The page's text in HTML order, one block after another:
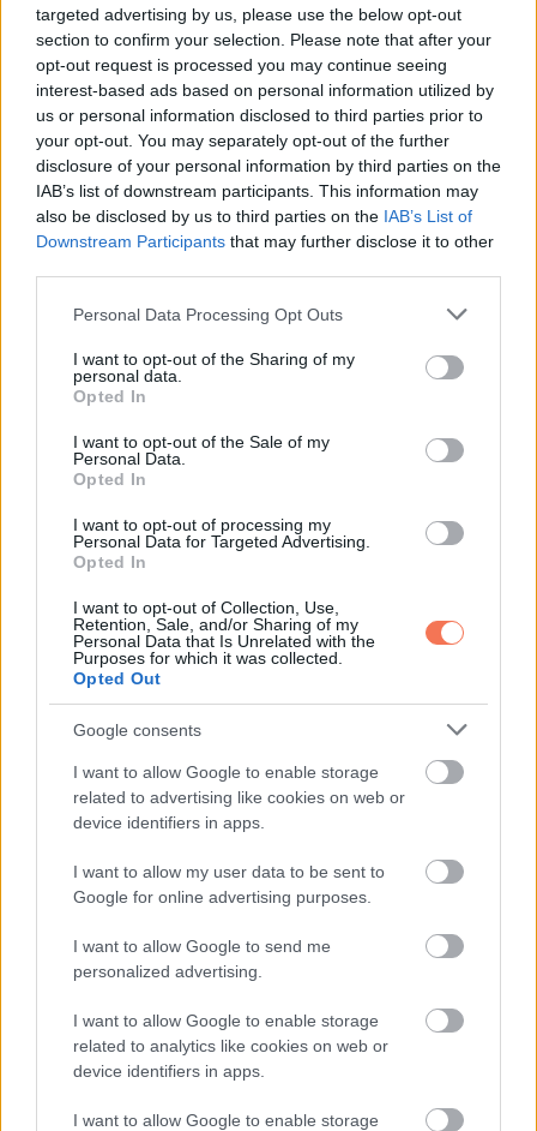
targeted advertising by us, please use the below opt-out
section to confirm your selection. Please note that after your
opt-out request is processed you may continue seeing
interest-based ads based on personal information utilized by
us or personal information disclosed to third parties prior to
your opt-out. You may separately opt-out of the further
disclosure of your personal information by third parties on the
IAB’s list of downstream participants. This information may
also be disclosed by us to third parties on the IAB’s List of
Downstream Participants that may further disclose it to other
Please note that this website/app uses one or more Google
not limited to your visit or usage behaviour. You may click to
grant or deny consent to Google and its third-party tags to
use your data for below specified purposes in below Google
consent section.
Personal Data Processing Opt Outs
I want to opt-out of the Sharing of my
personal data.
Opted In
I want to opt-out of the Sale of my
Personal Data.
Opted In
I want to opt-out of processing my
Personal Data for Targeted Advertising.
Opted In
I want to opt-out of Collection, Use,
Retention, Sale, and/or Sharing of my
Personal Data that Is Unrelated with the
Purposes for which it was collected.
Opted Out
Google consents
I want to allow Google to enable storage
related to advertising like cookies on web or
device identifiers in apps.
I want to allow my user data to be sent to
Google for online advertising purposes.
I want to allow Google to send me
personalized advertising.
I want to allow Google to enable storage
related to analytics like cookies on web or
device identifiers in apps.
I want to allow Google to enable storage
Mary Jackson (született Winston) 1921. április 9-én
Hamptoni Egyetemen matematika és fizika szakon. 1944-
ben férjhez ment Levi Jacksonhoz, akivel 2 gyermekük
született.
dolgozott, majd még néhány munkahelyet váltott, míg végül
1951-ben a Langley Memorial Aeronautical Laboratory-hoz
került. Miközben a laboratóriumban dolgozott, számos
kutatási jelentés szerzője és társszerzője lett. Azonban
„beleütközött az üvegplafonba”, és 1979-ben otthagyta a
mérnöki pályát. Később a Langley Szövetségi Női Program
vezetőjeként dolgozott, ahol megpróbálta javítani a női
matematikusok és mérnökök előmenetelét az iparban.